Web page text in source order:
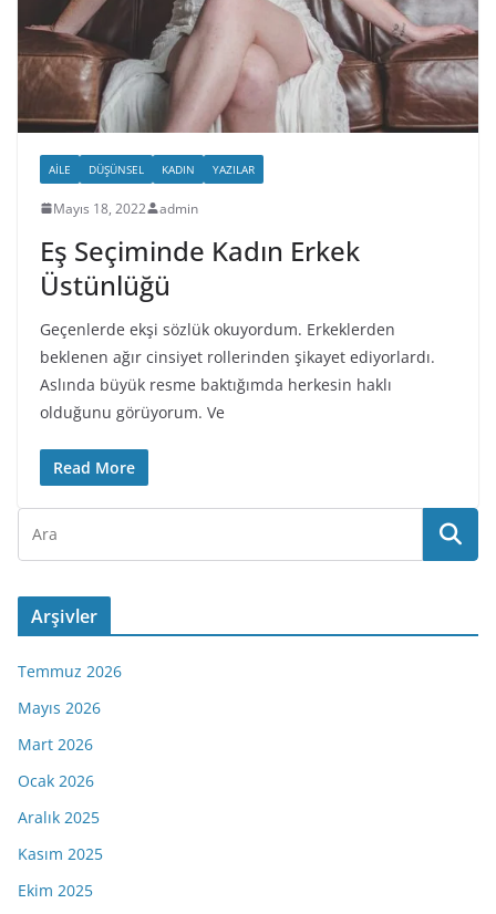
AILE DÜŞÜNSEL KADIN YAZILAR
Mayıs 18, 2022 admin
Eş Seçiminde Kadın Erkek
Üstünlüğü
Geçenlerde ekşi sözlük okuyordum. Erkeklerden
beklenen ağır cinsiyet rollerinden şikayet ediyorlardı.
Aslında büyük resme baktığımda herkesin haklı
olduğunu görüyorum. Ve
Read More
Arşivler
Temmuz 2026
Mayıs 2026
Mart 2026
Ocak 2026
Aralık 2025
Kasım 2025
Ekim 2025